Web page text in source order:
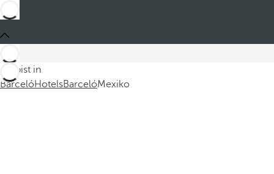
Du bist in
BarcelóHotelsBarcelóMexiko